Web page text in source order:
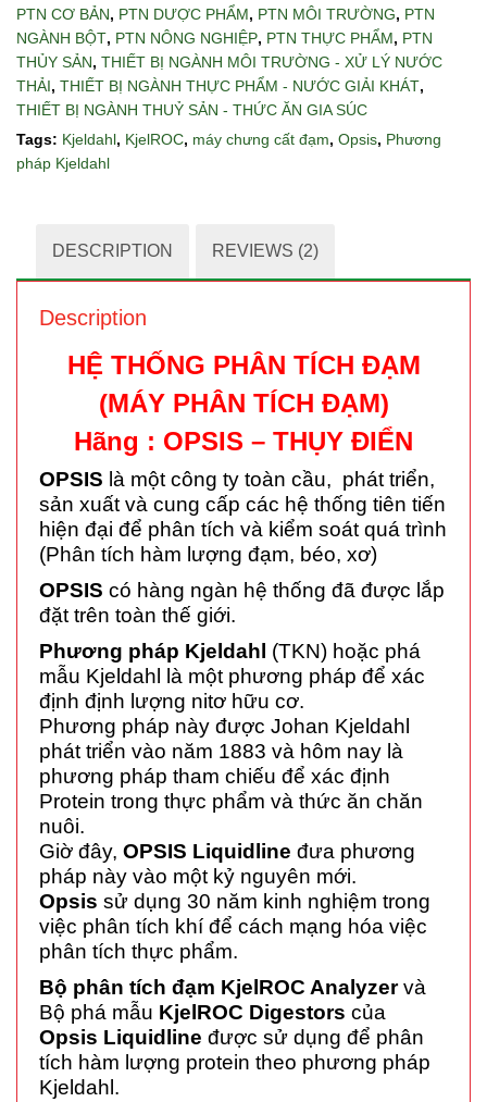
PTN CƠ BẢN, PTN DƯỢC PHẨM, PTN MÔI TRƯỜNG, PTN
NGÀNH BỘT, PTN NÔNG NGHIỆP, PTN THỰC PHẨM, PTN
THỦY SẢN, THIẾT BỊ NGÀNH MÔI TRƯỜNG - XỬ LÝ NƯỚC
THẢI, THIẾT BỊ NGÀNH THỰC PHẨM - NƯỚC GIẢI KHÁT,
THIẾT BỊ NGÀNH THUỶ SẢN - THỨC ĂN GIA SÚC
Tags: Kjeldahl, KjelROC, máy chưng cất đạm, Opsis, Phương
pháp Kjeldahl
DESCRIPTION REVIEWS (2)
Description
HỆ THỐNG PHÂN TÍCH ĐẠM
(MÁY PHÂN TÍCH ĐẠM)
Hãng : OPSIS – THỤY ĐIỂN
OPSIS là một công ty toàn cầu, phát triển,
sản xuất và cung cấp các hệ thống tiên tiến
hiện đại để phân tích và kiểm soát quá trình
(Phân tích hàm lượng đạm, béo, xơ)
OPSIS có hàng ngàn hệ thống đã được lắp
đặt trên toàn thế giới.
Phương pháp Kjeldahl (TKN) hoặc phá
mẫu Kjeldahl là một phương pháp để xác
định định lượng nitơ hữu cơ.
Phương pháp này được Johan Kjeldahl
phát triển vào năm 1883 và hôm nay là
phương pháp tham chiếu để xác định
Protein trong thực phẩm và thức ăn chăn
nuôi.
Giờ đây, OPSIS Liquidline đưa phương
pháp này vào một kỷ nguyên mới.
Opsis sử dụng 30 năm kinh nghiệm trong
việc phân tích khí để cách mạng hóa việc
phân tích thực phẩm.
Bộ phân tích đạm KjelROC Analyzervà
Bộ phá mẫu KjelROC Digestors của
Opsis Liquidline được sử dụng để phân
tích hàm lượng protein theo phương pháp
Kjeldahl.